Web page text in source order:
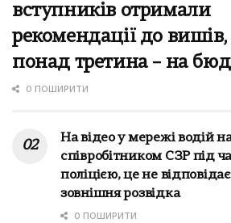
вступників отримали
рекомендації до вишів,
понад третина – на
0 ПОШИРИТИ
На відео у мережі водій
співробітником СЗР під
поліцією, це не
зовнішня розвідка
0 ПОШИРИТИ